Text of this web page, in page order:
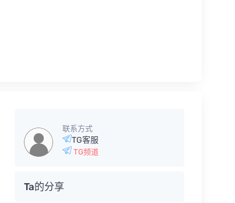
联系方式
TG客服
TG频道
Ta的分享